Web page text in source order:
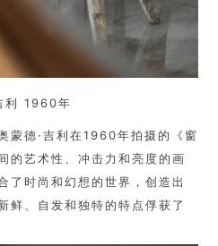
利 1960年
蒙德·吉利在1960年拍摄的《窗
的艺术性、冲击力和亮度的画
了时尚和幻想的世界，创造出
鲜、自发和独特的特点俘获了